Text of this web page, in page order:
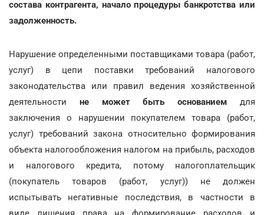
состава контрагента, начало процедуры банкротства или
задолженность.
Нарушение определенными поставщиками товара (работ,
услуг) в цепи поставки требований налогового
законодательства или правил ведения хозяйственной
деятельности не может быть основанием для
заключения о нарушении покупателем товара (работ,
услуг) требований закона относительно формирования
объекта налогообложения налогом на прибыль, расходов
и налогового кредита, потому налогоплательщик
(покупатель товаров (работ, услуг)) не должен
испытывать негативные последствия, в частности в